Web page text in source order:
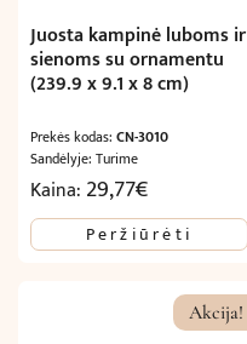
Juosta kampinė luboms ir
sienoms su ornamentu
(239.9 x 9.1 x 8 cm)
Prekės kodas: CN-3010
Sandėlyje: Turime
Kaina: 29,77€
Peržiūrėti
Akcija!